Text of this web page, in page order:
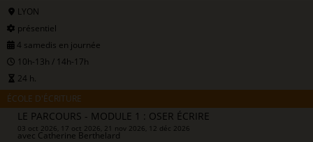
LYON
présentiel
4 samedis en journée
10h-13h / 14h-17h
24 h.
ÉCOLE D'ÉCRITURE
LE PARCOURS - MODULE 1 : OSER ÉCRIRE
03 oct 2026, 17 oct 2026, 21 nov 2026, 12 déc 2026
avec Catherine Berthelard